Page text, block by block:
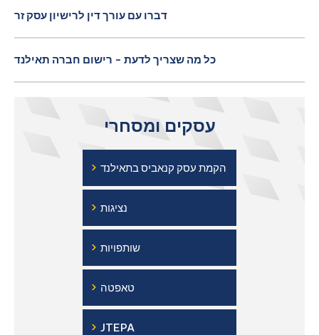
דברו עם עורך דין לרישיון עסק זר
כל מה שצריך לדעת - רישום חברה תאילנד
עסקים ומסחרי
› הקמת עסק קנאביס בתאילנד
› נציגות
› שותפויות
› טאפטה
› JTEPA